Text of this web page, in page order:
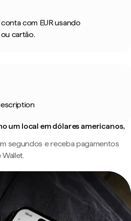
com EUR usando
cartão.
um local em dólares americanos,
segundos e receba pagamentos